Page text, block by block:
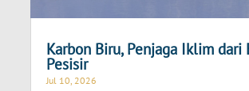
Karbon Biru, Penjaga Iklim dari
Pesisir
Jul 10, 2026